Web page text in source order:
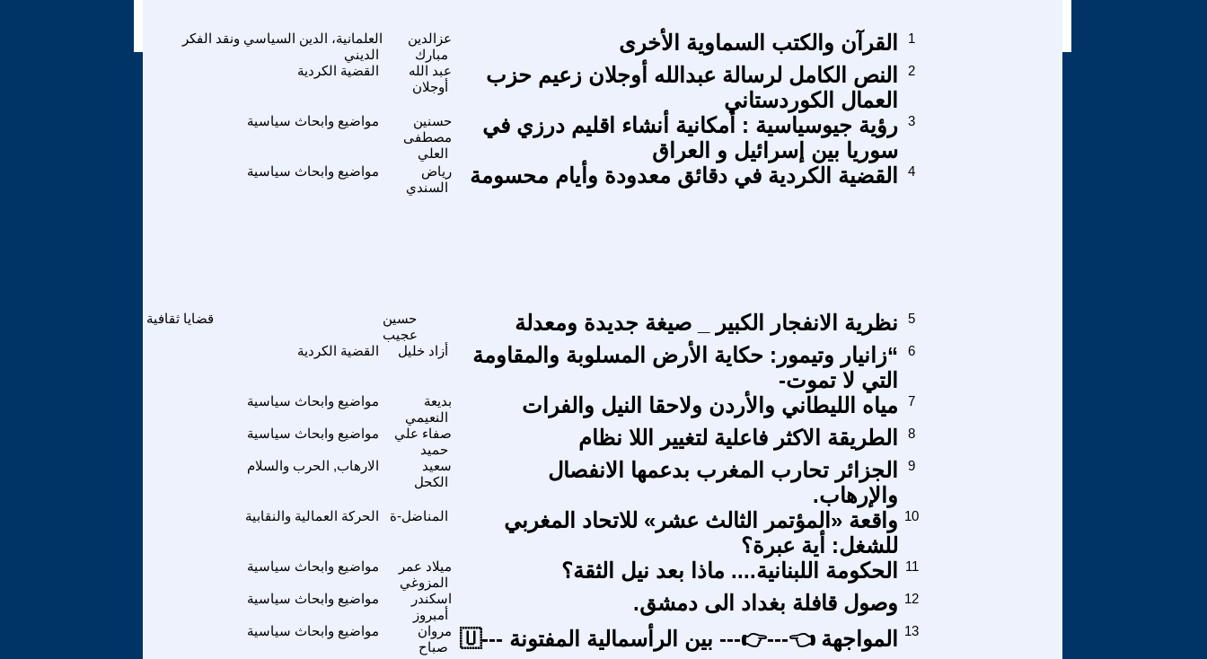
العلمانية، الدين السياسي ونقد الفكر
الديني
عزالدين
مبارك
القرآن والكتب السماوية الأخرى 1
القضية الكردية
عبد الله
أوجلان
النص الكامل لرسالة عبدالله أوجلان زعيم حزب
العمال الكوردستاني
2
مواضيع وابحاث سياسية
حسنين
مصطفى
العلي
رؤية جيوسياسية : أمكانية أنشاء اقليم درزي في
سوريا بين إسرائيل و العراق
3
مواضيع وابحاث سياسية
رياض
السندي
القضية الكردية في دقائق معدودة وأيام محسومة 4
قضايا ثقافية
حسين
عجيب
نظرية الانفجار الكبير _ صيغة جديدة ومعدلة 5
القضية الكردية أزاد خليل
“زانيار وتيمور: حكاية الأرض المسلوبة والمقاومة
التي لا تموت-
6
مواضيع وابحاث سياسية
بديعة
النعيمي
مياه الليطاني والأردن ولاحقا النيل والفرات 7
مواضيع وابحاث سياسية
صفاء علي
حميد
الطريقة الاكثر فاعلية لتغيير اللا نظام 8
الارهاب, الحرب والسلام
سعيد
الكحل
الجزائر تحارب المغرب بدعمها الانفصال
والإرهاب.
9
الحركة العمالية والنقابية المناضل-ة
واقعة «المؤتمر الثالث عشر» للاتحاد المغربي
للشغل: أية عبرة؟
10
مواضيع وابحاث سياسية
ميلاد عمر
المزوغي
الحكومة اللبنانية.... ماذا بعد نيل الثقة؟ 11
مواضيع وابحاث سياسية
اسكندر
أمبروز
وصول قافلة بغداد الى دمشق. 12
مواضيع وابحاث سياسية
مروان
صباح
المواجهة 👈---👉--- بين الرأسمالية المفتونة 🇺---
13